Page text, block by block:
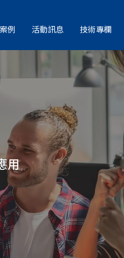
例 活動訊息 技術專欄
用